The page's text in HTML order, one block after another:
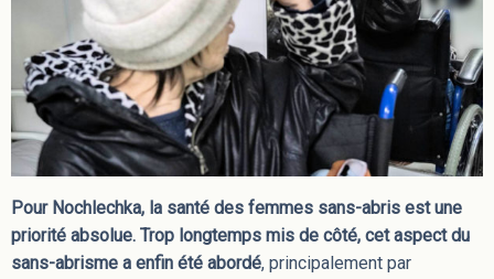
Pour Nochlechka, la santé des femmes sans-abris est une
priorité absolue. Trop longtemps mis de côté, cet aspect du
sans-abrisme a enfin été abordé, principalement par